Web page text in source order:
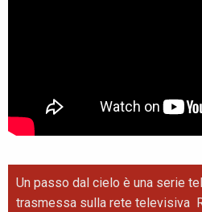
Un passo dal cielo è una serie
trasmessa sulla rete televisiva